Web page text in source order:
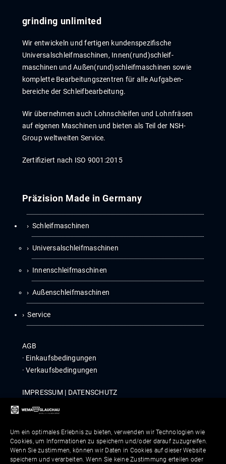
Um ein optimales Erlebnis zu bieten, verwenden wir Technologien wie
Cookies, um Informationen zu speichern und/oder darauf zuzugreifen.
Wenn Sie zustimmen, können wir Daten in Cookies auf dieser Website
speichern und verarbeiten. Wenn Sie keine Zustimmung erteilen oder
grinding unlimited
Wir entwickeln und fertigen kunden­spezi­fische
Universal­schleif­maschinen, Innen­­(rund)­­schleif­
maschinen und Außen­(rund)­­schleif­maschinen sowie
komplette Bear­beitungs­zentren für alle Auf­gaben­
bereiche der Schleif­bear­beitung.
Wir übernehmen auch Lohn­schleif­en und Lohn­fräs­en
auf eigenen Maschinen und bieten als Teil der NSH-
Group weltweiten Service.
Zertifiziert nach ISO 9001:2015
Präzision Made in Germany
Schleifmaschinen
Universalschleifmaschinen
Innenschleifmaschinen
Außenschleifmaschinen
Service
AGB
· Ein­kaufs­be­din­gun­gen
·Ver­kaufs­be­din­gun­gen
IMPRES­SUM | DATEN­SCHUTZ
COM­PLI­ANCE
Kontakt